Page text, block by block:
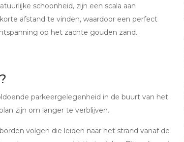
schoonheid, zijn een scala aan
afstand te vinden, waardoor een perfect
op het zachte gouden zand.
parkeergelegenheid in de buurt van het
zijn om langer te verblijven.
volgen die leiden naar het strand vanaf de